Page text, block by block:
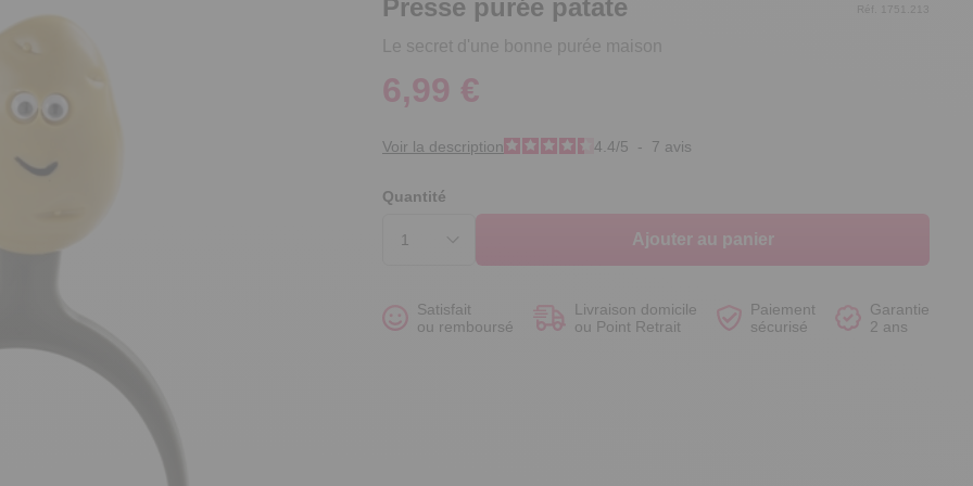
Presse purée patate
Le secret d'une bonne purée maison
Réf. 1751.213
6,99 €
Voir la description 4.4/5 - 7 avis
Quantité
Ajouter au panier
Satisfait
ou remboursé
Livraison domicile
ou Point Retrait
Paiement
sécurisé
Garantie
2 ans